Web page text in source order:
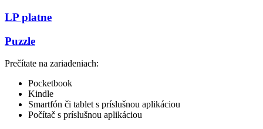
LP platne
Puzzle
Prečítate na zariadeniach:
Pocketbook
Kindle
Smartfón či tablet s príslušnou aplikáciou
Počítač s príslušnou aplikáciou